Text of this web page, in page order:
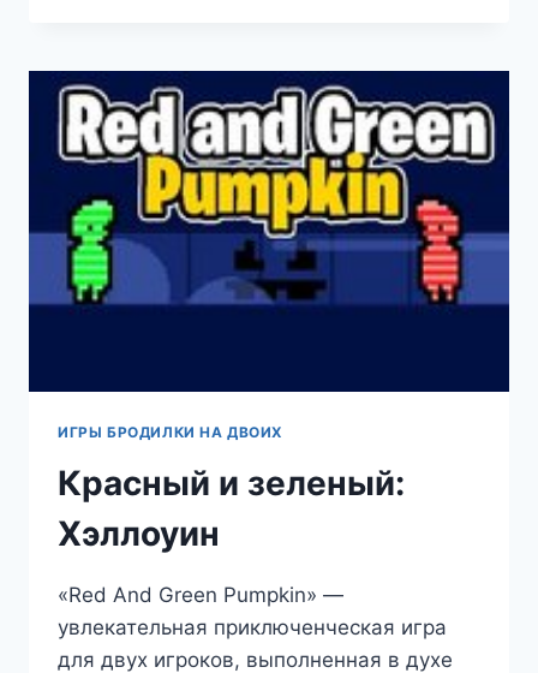
ИГРЫ БРОДИЛКИ НА ДВОИХ
Красный и зеленый:
Хэллоуин
«Red And Green Pumpkin» —
увлекательная приключенческая игра
для двух игроков, выполненная в духе